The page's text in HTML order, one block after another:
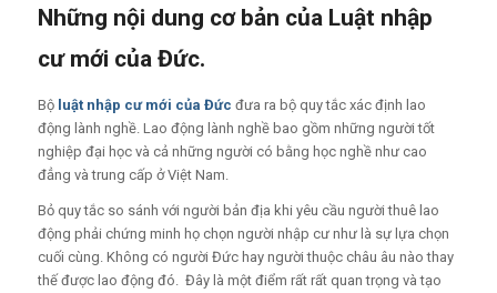
Những nội dung cơ bản của Luật nhập
cư mới của Đức.
Bộ luật nhập cư mới của Đức đưa ra bộ quy tắc xác định lao
động lành nghề. Lao động lành nghề bao gồm những người tốt
nghiệp đại học và cả những người có bằng học nghề như cao
đẳng và trung cấp ở Việt Nam.
Bỏ quy tắc so sánh với người bản địa khi yêu cầu người thuê lao
động phải chứng minh họ chọn người nhập cư như là sự lựa chọn
cuối cùng. Không có người Đức hay người thuộc châu âu nào thay
thế được lao động đó. Đây là một điểm rất rất quan trọng và tạo